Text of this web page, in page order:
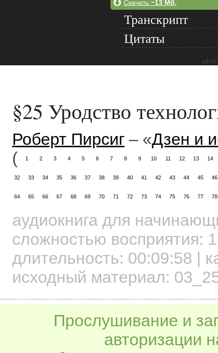
Скачать ~13 Мб.
Транскрипт
Цитаты
§25 Уродство
Роберт Пирсиг – «Дзен и
(
1 2 3 4 5 6 7 8 9 10 11 12 13 14
32 33 34 35 36 37 38 39 40 41 42 43 44 45 46
64 65 66 67 68 69 70 71 72 73 74 75 76 77 78
аудиокнига для
сложностью восприятия: 1
длительность: 00:09:58 |
исходный материал:
Прослушивание и
авторизации